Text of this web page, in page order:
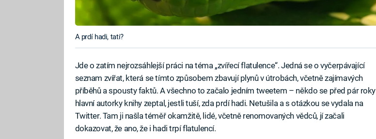
A prdí hadi, tati?
Jde o zatím nejrozsáhlejší práci na téma „zvířecí flatulence“. Jedná se o vyčerpávající
seznam zvířat, která se tímto způsobem zbavují plynů v útrobách, včetně zajímavých
příběhů a spousty faktů. A všechno to začalo jedním tweetem – někdo se před pár roky
hlavní autorky knihy zeptal, jestli tuší, zda prdí hadi. Netušila a s otázkou se vydala na
Twitter. Tam ji našla téměř okamžitě, lidé, včetně renomovaných vědců, jí začali
dokazovat, že ano, že i hadi trpí flatulencí.